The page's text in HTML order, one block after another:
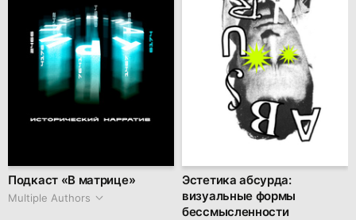
Подкаст «В матрице»
Multiple Authors
Эстетика абсурда:
визуальные формы
бессмысленности